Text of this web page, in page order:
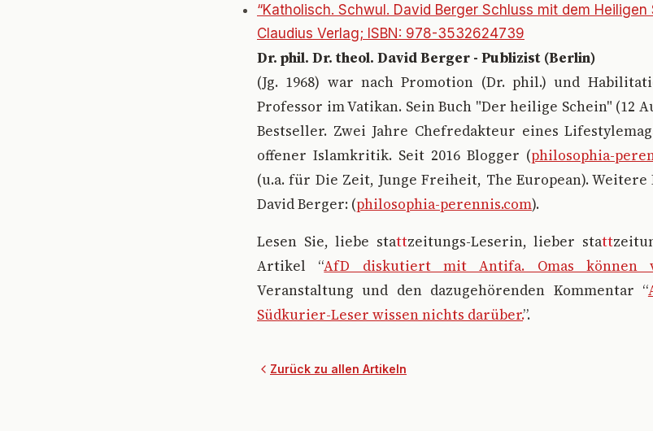
“Katholisch. Schwul. David Berger Schluss mit dem Heiligen
Claudius Verlag; ISBN: 978-3532624739
Dr. phil. Dr. theol. David Berger - Publizist (Berlin)
(Jg. 1968) war nach Promotion (Dr. phil.) und
Professor im Vatikan. Sein Buch "Der heilige Schein" (12
Bestseller. Zwei Jahre Chefredakteur eines
offener Islamkritik. Seit 2016 Blogger (philosophia-
(u.a. für Die Zeit, Junge Freiheit, The European).
David Berger: (philosophia-perennis.com).
Lesen Sie, liebe stattzeitungs-Leserin, lieber statt
Artikel “AfD diskutiert mit Antifa. Omas können
Veranstaltung und den dazugehörenden Kommentar “
Südkurier-Leser wissen nichts darüber.”.
Zurück zu allen Artikeln